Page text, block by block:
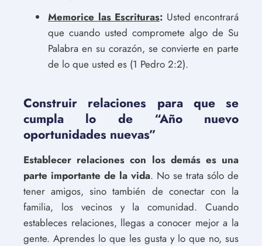
Memorice las Escrituras: Usted encontrará
que cuando usted compromete algo de Su
Palabra en su corazón, se convierte en parte
de lo que usted es (1 Pedro 2:2).
Construir relaciones para que se
cumpla lo de “Año nuevo
oportunidades nuevas”
Establecer relaciones con los demás es una
parte importante de la vida. No se trata sólo de
tener amigos, sino también de conectar con la
familia, los vecinos y la comunidad. Cuando
estableces relaciones, llegas a conocer mejor a la
gente. Aprendes lo que les gusta y lo que no, sus